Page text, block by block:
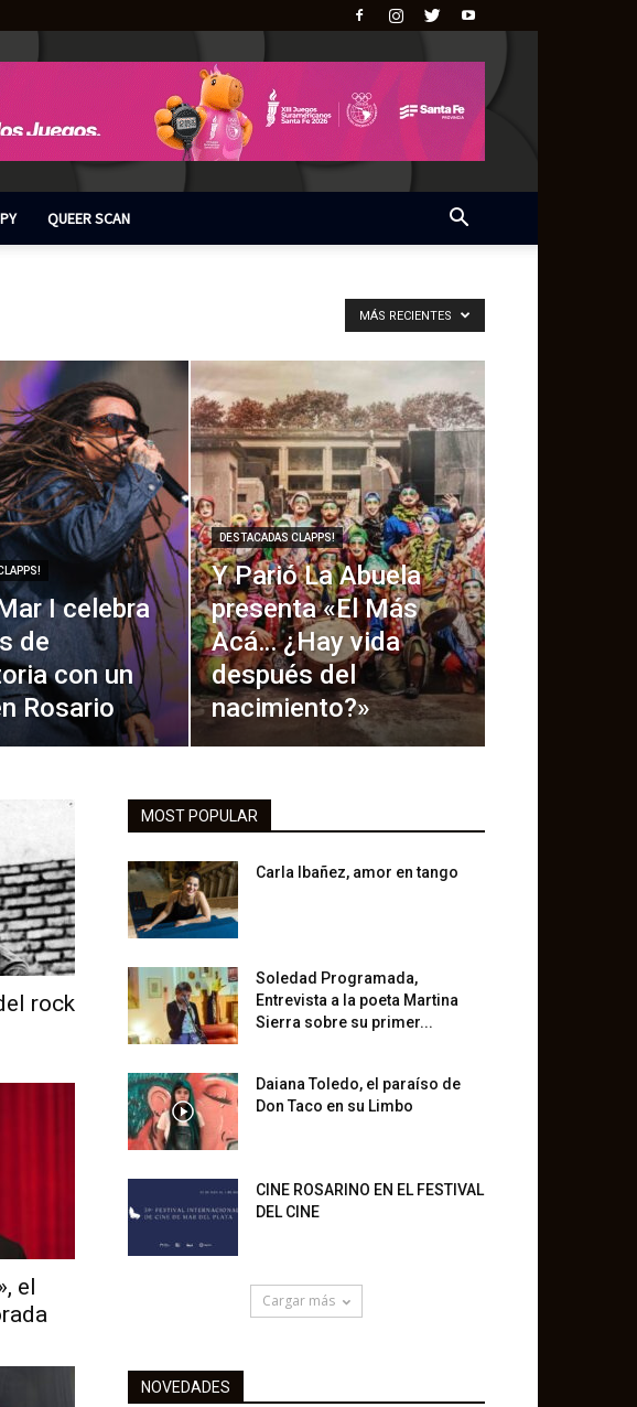
QUEER SCAN
MÁS RECIENTES
I celebra
de
con un
Rosario
DESTACADAS CLAPPS!
Y Parió La Abuela
presenta «El Más
Acá… ¿Hay vida
después del
nacimiento?»
rock
el
MOST POPULAR
Carla Ibañez, amor en tango
Soledad Programada,
Entrevista a la poeta Martina
Sierra sobre su primer...
Daiana Toledo, el paraíso de
Don Taco en su Limbo
CINE ROSARINO EN EL FESTIVAL
DEL CINE
Cargar más
NOVEDADES